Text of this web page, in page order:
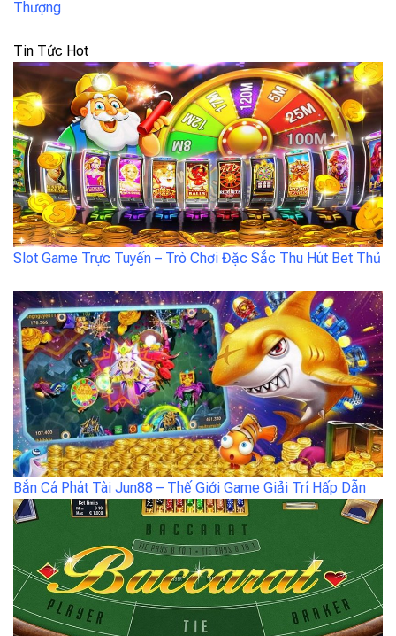
Thượng
Tin Tức Hot
Slot Game Trực Tuyến – Trò Chơi Đặc Sắc Thu Hút Bet Thủ
Bắn Cá Phát Tài Jun88 – Thế Giới Game Giải Trí Hấp Dẫn